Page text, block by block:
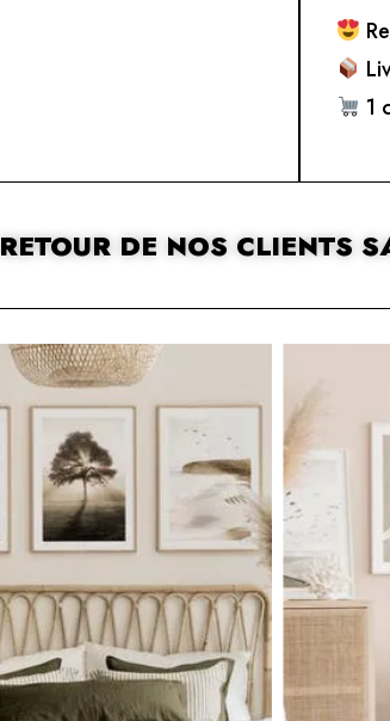
1
RETOUR DE NOS CLIENTS